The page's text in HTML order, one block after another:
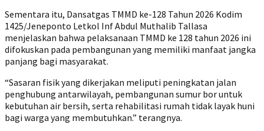
Sementara itu, Dansatgas TMMD ke-128 Tahun 2026 Kodim
1425/Jeneponto Letkol Inf Abdul Muthalib Tallasa
menjelaskan bahwa pelaksanaan TMMD ke 128 tahun 2026 ini
difokuskan pada pembangunan yang memiliki manfaat jangka
panjang bagi masyarakat.
“Sasaran fisik yang dikerjakan meliputi peningkatan jalan
penghubung antarwilayah, pembangunan sumur bor untuk
kebutuhan air bersih, serta rehabilitasi rumah tidak layak huni
bagi warga yang membutuhkan.” terangnya.